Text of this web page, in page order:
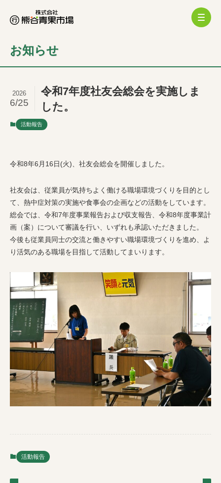
お知らせ
令和7年度社友会総会を実施しま
した。
2026
6/25
活動報告
令和8年6月16日(火)、社友会総会を開催しました。
社友会は、従業員が気持ちよく働ける職場環境づくりを目的とし
て、熱中症対策の実施や食事会の企画などの活動をしています。
総会では、令和7年度事業報告および収支報告、令和8年度事業計
画（案）について審議を行い、いずれも承認いただきました。
今後も従業員同士の交流と働きやすい職場環境づくりを進め、よ
り活気のある職場を目指して活動してまいります。
活動報告